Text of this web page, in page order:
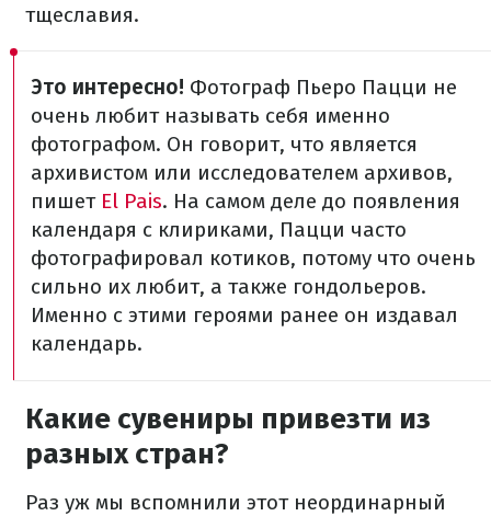
тщеславия.
Это интересно! Фотограф Пьеро Пацци не
очень любит называть себя именно
фотографом. Он говорит, что является
архивистом или исследователем архивов,
пишет El Pais. На самом деле до появления
календаря с клириками, Пацци часто
фотографировал котиков, потому что очень
сильно их любит, а также гондольеров.
Именно с этими героями ранее он издавал
календарь.
Какие сувениры привезти из
разных стран?
Раз уж мы вспомнили этот неординарный